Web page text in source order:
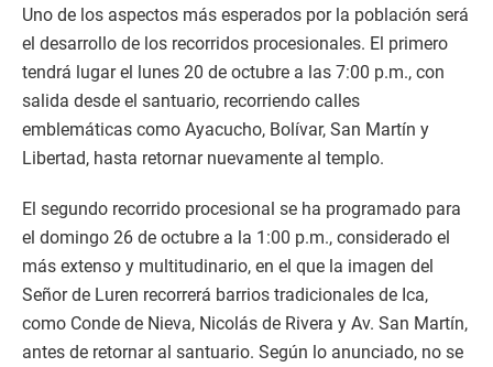
Uno de los aspectos más esperados por la población será
el desarrollo de los recorridos procesionales. El primero
tendrá lugar el lunes 20 de octubre a las 7:00 p.m., con
salida desde el santuario, recorriendo calles
emblemáticas como Ayacucho, Bolívar, San Martín y
Libertad, hasta retornar nuevamente al templo.
El segundo recorrido procesional se ha programado para
el domingo 26 de octubre a la 1:00 p.m., considerado el
más extenso y multitudinario, en el que la imagen del
Señor de Luren recorrerá barrios tradicionales de Ica,
como Conde de Nieva, Nicolás de Rivera y Av. San Martín,
antes de retornar al santuario. Según lo anunciado, no se